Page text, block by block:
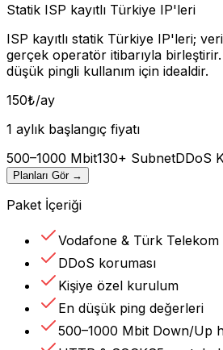
Statik ISP kayıtlı Türkiye IP'leri
ISP kayıtlı statik Türkiye IP'leri; veri
gerçek operatör itibarıyla
düşük pingli kullanım için idealdir.
150₺/ay
1 aylık başlangıç fiyatı
500–1000 Mbit130+ SubnetDDoS
Planları Gör →
Paket İçeriği
Vodafone & Türk
DDoS koruması
Kişiye özel kurulum
En düşük ping değerleri
500–1000 Mbit Down/Up